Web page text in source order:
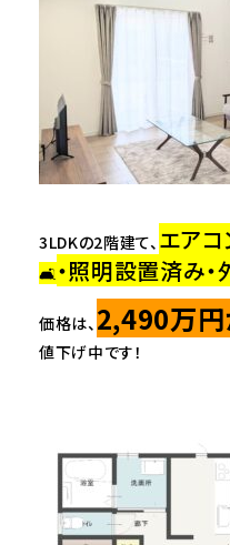
3LDKの2階建て、 エアコ
🛋️・照明設置済み・
価格は、 2,490万
値下げ中です！